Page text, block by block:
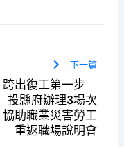
下一篇
跨出復工第一步
投縣府辦理3場次
協助職業災害勞工
重返職場說明會